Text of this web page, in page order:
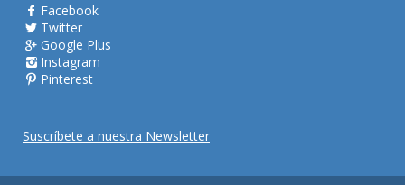
Facebook
Twitter
Google Plus
Instagram
Pinterest
Suscríbete a nuestra Newsletter